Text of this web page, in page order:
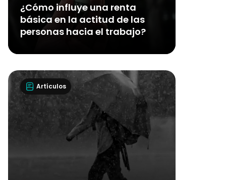
¿Cómo influye una renta
básica en la actitud de las
personas hacia el trabajo?
Artículos